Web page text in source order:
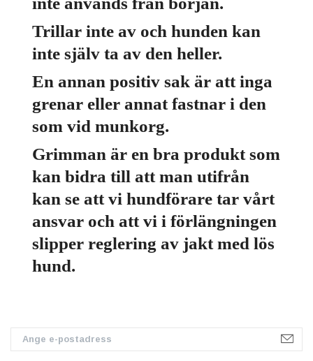
Trillar inte av och hunden kan
inte själv ta av den heller.
En annan positiv sak är att inga
grenar eller annat fastnar i den
som vid munkorg.
Grimman är en bra produkt som
kan bidra till att man utifrån
kan se att vi hundförare tar vårt
ansvar och att vi i förlängningen
slipper reglering av jakt med lös
hund.